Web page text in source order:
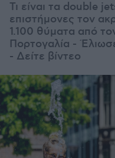
Τι είναι τα double
επιστήμονες τον
1.100 θύματα από
Πορτογαλία -
- Δείτε βίντεο